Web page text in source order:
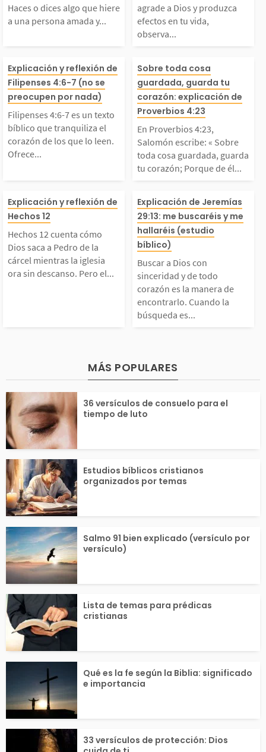
que hiere a una pers
amada y sabes qu
has cruzado la líne
que no mereces el p
Haces o dices algo que hiere
a una persona amada y...
oduzca efectos
ida, observa
amente lo que
a enseña y
la...
agrade a Dios y produzca
efectos en tu vida,
observa...
4:6-7 es un
bíblico que tran
el corazón de l
que lo leen. Ofrece
y dirección a
los que enfrenta
preocupaciones y...
Explicación y reflexión de
Filipenses 4:6-7 (no se
preocupen por nada)
Filipenses 4:6-7 es un texto
bíblico que tranquiliza el
corazón de los que lo leen.
Ofrece...
En Proverbios
alomón
re toda cosa
a, guarda tu
Porque de él
vida. » Esto
que debemos
uestros...
Sobre toda cosa
guardada, guarda tu
corazón: explicación de
Proverbios 4:23
En Proverbios 4:23,
Salomón escribe: « Sobre
toda cosa guardada, guarda
tu corazón; Porque de él...
12 cuenta cóm
Dios saca a Pedro d
la cárcel mientras la
ora sin descan
Pero el capítulo es
grande que ese m
Empieza con l
Explicación y reflexión de
Hechos 12
Hechos 12 cuenta cómo
Dios saca a Pedro de la
cárcel mientras la iglesia
ora sin descanso. Pero el...
Buscar a Dios
ceridad y de
zón es la
ncontrarlo.
búsqueda es
con deseo
dedicación, él
a...
Explicación de Jeremías
29:13: me buscaréis y me
hallaréis (estudio
bíblico)
Buscar a Dios con
sinceridad y de todo
corazón es la manera de
encontrarlo. Cuando la
búsqueda es...
MÁS POPULARES
36 versículos de consuelo para el
tiempo de luto
Estudios bíblicos cristianos
organizados por temas
Salmo 91 bien explicado (versículo por
versículo)
Lista de temas para prédicas
cristianas
Qué es la fe según la Biblia: significado
e importancia
33 versículos de protección: Dios